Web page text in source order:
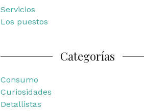
Servicios
Los puestos
Categorías
Consumo
Curiosidades
Detallistas